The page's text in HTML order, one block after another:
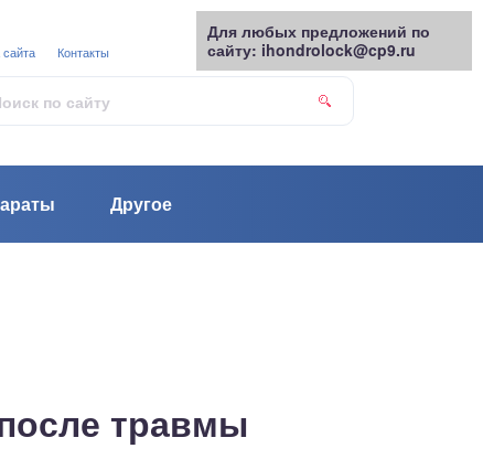
Другое
сайта Контакты
травмы
Для любых предложений по
сайту: ihondrolock@cp9.ru